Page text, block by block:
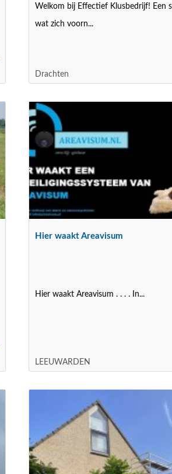
Welkom bij Effectief Klusbedrijf! Een
wat zich voorn...
Drachten
Hier waakt Areavisum
Hier waakt Areavisum . . . . In...
LEEUWARDEN